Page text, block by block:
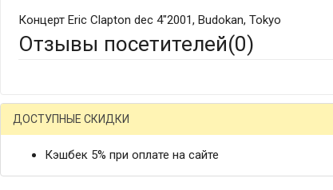
Концерт Eric Clapton dec 4"2001, Budokan, Tokyo
Отзывы посетителей(0)
ДОСТУПНЫЕ СКИДКИ
Кэшбек 5% при оплате на сайте